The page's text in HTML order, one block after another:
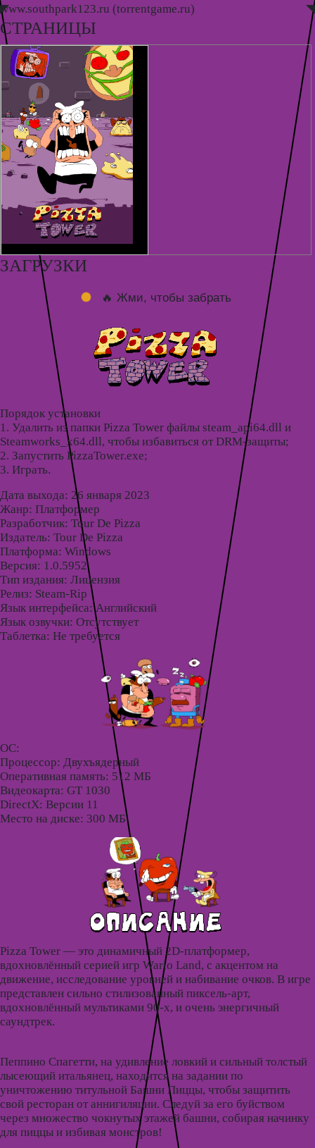
www.southpark123.ru (torrentgame.ru)
◤ ◥
СТРАНИЦЫ
ЗАГРУЗКИ
🔥 Жми, чтобы забрать
Порядок установки
1. Удалить из папки Pizza Tower файлы steam_api64.dll и
Steamworks_x64.dll, чтобы избавиться от DRM-защиты;
2. Запустить PizzaTower.exe;
3. Играть.
Дата выхода: 26 января 2023
Жанр: Платформер
Разработчик: Tour De Pizza
Издатель: Tour De Pizza
Платформа: Windows
Версия: 1.0.5952
Тип издания: Лицензия
Релиз: Steam-Rip
Язык интерфейса: Английский
Язык озвучки: Отсутствует
Таблетка: Не требуется
ОС:
Процессор: Двухъядерный
Оперативная память: 512 МБ
Видеокарта: GT 1030
DirectX: Версии 11
Место на диске: 300 МБ
Pizza Tower — это динамичный 2D-платформер,
вдохновлённый серией игр Wario Land, с акцентом на
движение, исследование уровней и набивание очков. В игре
представлен сильно стилизованный пиксель-арт,
вдохновлённый мультиками 90-х, и очень энергичный
саундтрек.
Пеппино Спагетти, на удивление ловкий и сильный толстый
лысеющий итальянец, находится на задании по
уничтожению титульной Башни Пиццы, чтобы защитить
свой ресторан от аннигиляции. Следуй за его буйством
через множество чокнутых этажей башни, собирая начинку
для пиццы и избивая монстров!